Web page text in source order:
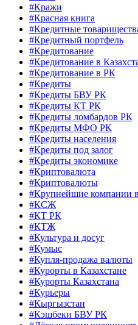
#Кражи
#Красная книга
#Кредитные
#Кредитный портфель
#Кредитование
#Кредитование в
#Кредитование в РК
#Кредиты
#Кредиты БВУ РК
#Кредиты КТ РК
#Кредиты ломбардов РК
#Кредиты МФО РК
#Кредиты населения
#Кредиты под залог
#Кредиты экономике
#Криптовалюта
#Криптовалюты
#Крупнейшие компании
#КСЖ
#КТ РК
#КТЖ
#Культура и досуг
#Кумыс
#Купля-продажа валюты
#Курорты в Казахстане
#Курорты Казахстана
#Курьеры
#Кыргызстан
#Кэшбеки БВУ РК